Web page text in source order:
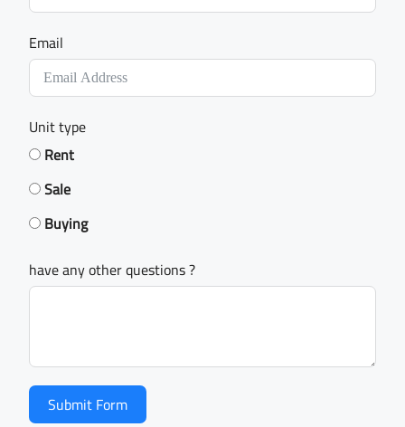
Email
Unit type
Rent
Sale
Buying
have any other questions ?
Submit Form